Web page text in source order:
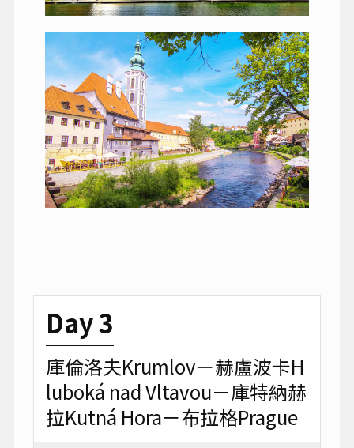
Day 3
庫倫洛夫Krumlov－赫盧波卡H
luboká nad Vltavou－庫特納赫
拉Kutná Hora－布拉格Prague